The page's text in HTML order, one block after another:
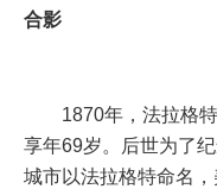
合影
1870年，法拉格
享年69岁。后世为了
城市以法拉格特命名